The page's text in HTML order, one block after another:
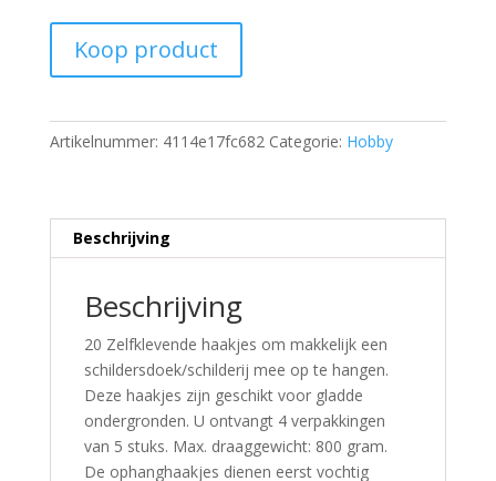
Koop product
Artikelnummer: 4114e17fc682 Categorie: Hobby
Beschrijving
Beschrijving
20 Zelfklevende haakjes om makkelijk een
schildersdoek/schilderij mee op te hangen.
Deze haakjes zijn geschikt voor gladde
ondergronden. U ontvangt 4 verpakkingen
van 5 stuks. Max. draaggewicht: 800 gram.
De ophanghaakjes dienen eerst vochtig